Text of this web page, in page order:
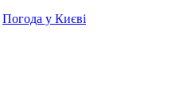
Погода у Києві